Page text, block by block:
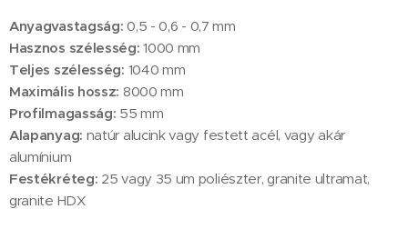
Anyagvastagság: 0,5 - 0,6 - 0,7 mm
Hasznos szélesség: 1000 mm
Teljes szélesség: 1040 mm
Maximális hossz: 8000 mm
Profilmagasság: 55 mm
Alapanyag: natúr alucink vagy festett acél, vagy akár
alumínium
Festékréteg: 25 vagy 35 um poliészter, granite ultramat,
granite HDX